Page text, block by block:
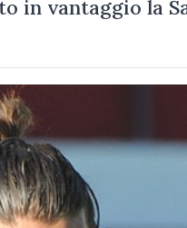
in vantaggio la